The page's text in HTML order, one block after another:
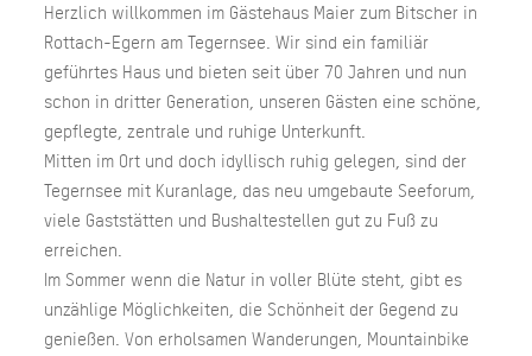
Herzlich willkommen im Gästehaus Maier zum Bitscher in
Rottach-Egern am Tegernsee. Wir sind ein familiär
geführtes Haus und bieten seit über 70 Jahren und nun
schon in dritter Generation, unseren Gästen eine schöne,
gepflegte, zentrale und ruhige Unterkunft.
Mitten im Ort und doch idyllisch ruhig gelegen, sind der
Tegernsee mit Kuranlage, das neu umgebaute Seeforum,
viele Gaststätten und Bushaltestellen gut zu Fuß zu
erreichen.
Im Sommer wenn die Natur in voller Blüte steht, gibt es
unzählige Möglichkeiten, die Schönheit der Gegend zu
genießen. Von erholsamen Wanderungen, Mountainbike